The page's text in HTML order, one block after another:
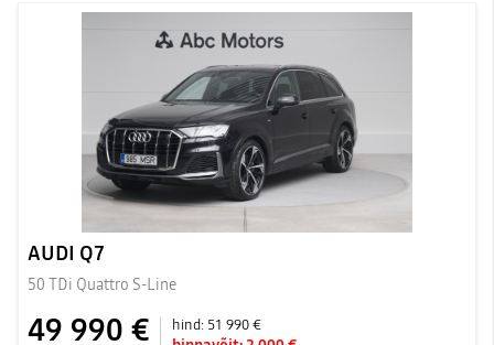
AUDI Q7
50 TDi Quattro S-Line
49 990 € hind: 51 990 €